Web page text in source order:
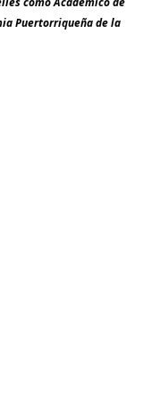
Puertorriqueña de la